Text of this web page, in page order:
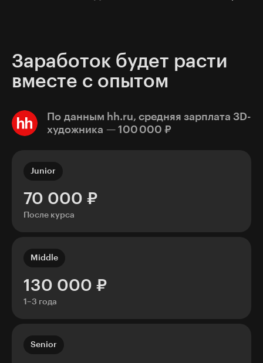
Заработок будет расти
вместе с опытом
По данным hh.ru, cредняя зарплата 3D-
художника — 100 000 ₽
70 000 ₽
Junior
После курса
130 000 ₽
Middle
1–3 года
Senior